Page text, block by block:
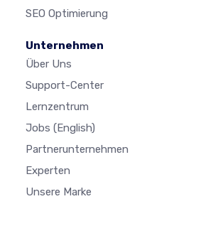
SEO Optimierung
Unternehmen
Über Uns
Support-Center
Lernzentrum
Jobs (English)
Partnerunternehmen
Experten
Unsere Marke